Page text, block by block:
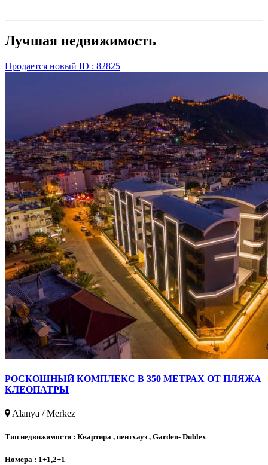
Лучшая недвижимость
Продается новый ID : 82825
РОСКОШНЫЙ КОМПЛЕКС В 350 МЕТРАХ ОТ ПЛЯЖА
КЛЕОПАТРЫ
Alanya / Merkez
Тип недвижимости : Квартира , пентхауз , Garden- Dublex
Номера : 1+1,2+1